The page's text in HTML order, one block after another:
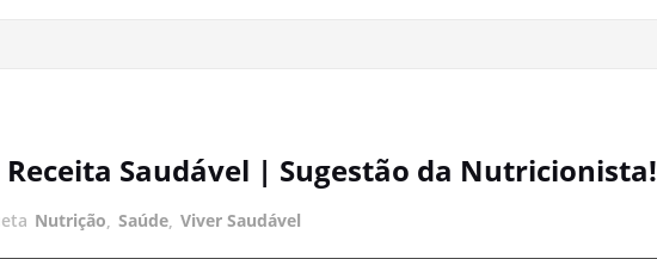
Saudável | Sugestão da Nutricionista!
Nutrição, Saúde, Viver Saudável